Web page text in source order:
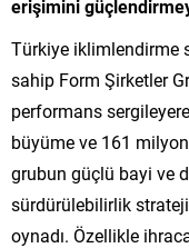
erişimini
Türkiye iklimlendirme
sahip Form Şirketler
performans
büyüme ve 161
grubun güçlü bayi ve
sürdürülebilirlik
oynadı. Özellikle